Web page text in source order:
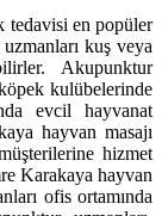
tedavisi en popüler
kuş veya
Akupunktur
kulübelerinde
evcil hayvanat
hayvan masajı
hizmet
Karakaya hayvan
ofis ortamında